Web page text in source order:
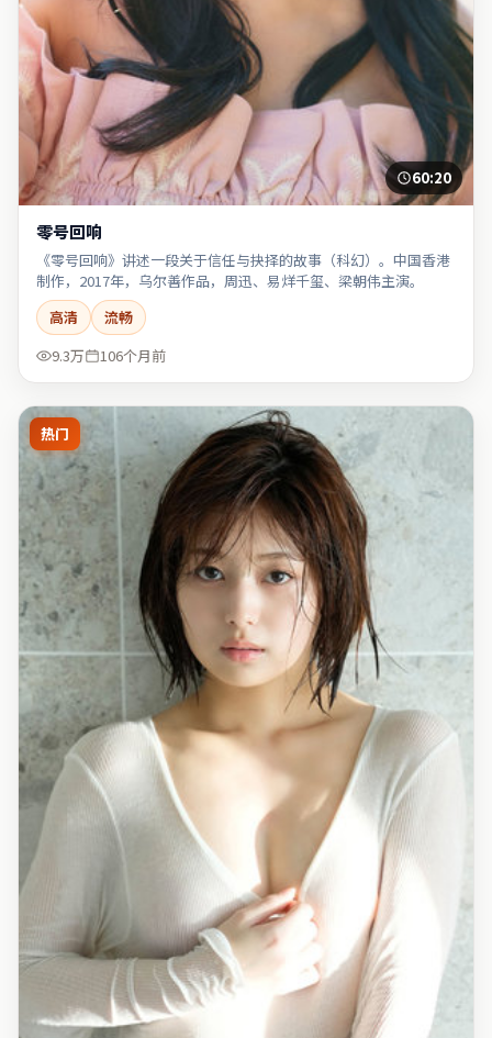
60:20
零号回响
《零号回响》讲述一段关于信任与抉择的故事（科幻）。中国香港
制作，2017年，乌尔善作品，周迅、易烊千玺、梁朝伟主演。
高清
流畅
9.3万
106个月前
热门